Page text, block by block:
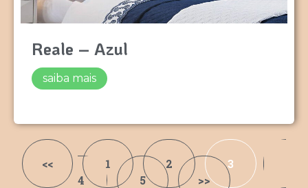
Reale – Azul
saiba mais
<< 1 2
3
4
5 >>